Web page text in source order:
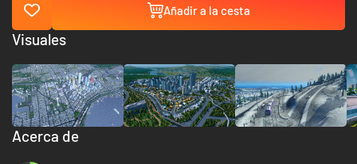
Añadir a la cesta
Acerca de
Visuales